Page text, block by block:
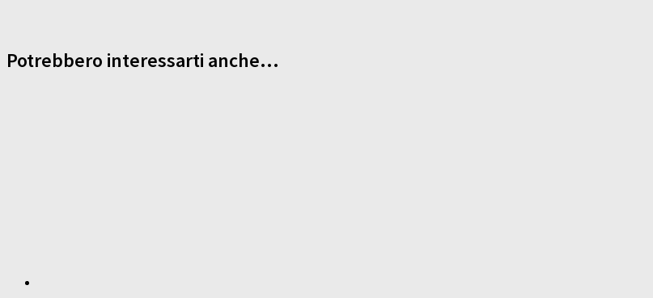
Potrebbero interessarti anche...